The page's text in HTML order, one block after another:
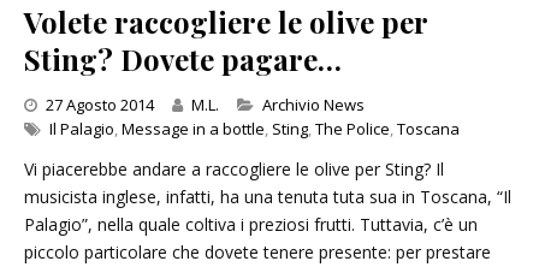
Volete raccogliere le olive per
Sting? Dovete pagare…
27 Agosto 2014 M.L. Categories
Archivio News
Il Palagio,Message in a bottle, Sting,The Police,Toscana
Vi piacerebbe andare a raccogliere le olive per Sting? Il
musicista inglese, infatti, ha una tenuta tuta sua in Toscana, “Il
Palagio”, nella quale coltiva i preziosi frutti. Tuttavia, c’è un
piccolo particolare che dovete tenere presente: per prestare